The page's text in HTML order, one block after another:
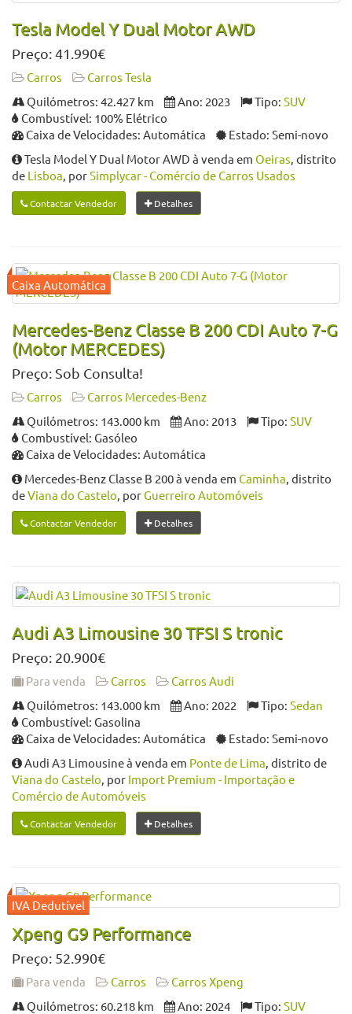
Tesla Model Y Dual Motor AWD
Preço: 41.990€
Carros
Carros Tesla
Quilómetros: 42.427 km
Ano: 2023 Tipo: SUV
Combustível: 100% Elétrico
Caixa de Velocidades: Automática
Estado: Semi-novo
Tesla Model Y Dual Motor AWD à venda em Oeiras, distrito
de Lisboa, porSimplycar - Comércio de Carros Usados
Contactar Vendedor Detalhes
Mercedes-Benz Classe B 200 CDI Auto 7-G
(Motor MERCEDES)
Preço: Sob Consulta!
Carros
Carros Mercedes-Benz
Quilómetros: 143.000 km
Ano: 2013 Tipo: SUV
Combustível: Gasóleo
Caixa de Velocidades: Automática
Mercedes-Benz Classe B 200 à venda em Caminha, distrito
deViana do Castelo, porGuerreiro Automóveis
Contactar Vendedor Detalhes
Audi A3 Limousine 30 TFSI S tronic
Preço: 20.900€
Para venda Carros
Carros Audi
Quilómetros: 143.000 km
Ano: 2022 Tipo: Sedan
Combustível: Gasolina
Caixa de Velocidades: Automática
Estado: Semi-novo
Audi A3 Limousine à venda em Ponte de Lima, distrito de
Viana do Castelo, por Import Premium - Importação e
Comércio de Automóveis
Contactar Vendedor Detalhes
Xpeng G9 Performance
Preço: 52.990€
Para venda Carros
Carros Xpeng
Quilómetros: 60.218 km
Ano: 2024 Tipo: SUV